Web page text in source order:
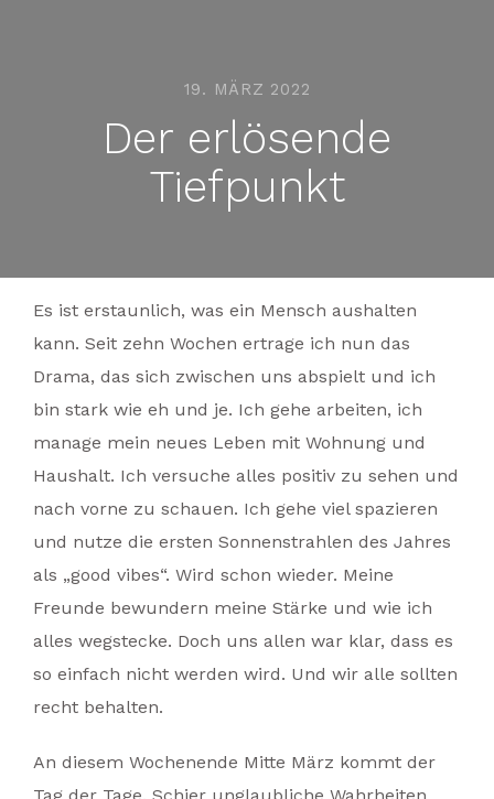
19. MÄRZ 2022
Der erlösende
Tiefpunkt
Es ist erstaunlich, was ein Mensch aushalten
kann. Seit zehn Wochen ertrage ich nun das
Drama, das sich zwischen uns abspielt und ich
bin stark wie eh und je. Ich gehe arbeiten, ich
manage mein neues Leben mit Wohnung und
Haushalt. Ich versuche alles positiv zu sehen und
nach vorne zu schauen. Ich gehe viel spazieren
und nutze die ersten Sonnenstrahlen des Jahres
als „good vibes“. Wird schon wieder. Meine
Freunde bewundern meine Stärke und wie ich
alles wegstecke. Doch uns allen war klar, dass es
so einfach nicht werden wird. Und wir alle sollten
recht behalten.
An diesem Wochenende Mitte März kommt der